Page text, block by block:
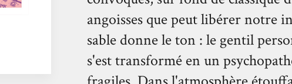
angoisses que peut libérer notre
sable donne le ton : le gentil
s'est transformé en un